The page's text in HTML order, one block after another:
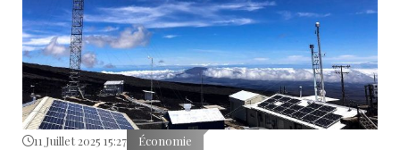
11 Juillet 2025 15:27 Économie